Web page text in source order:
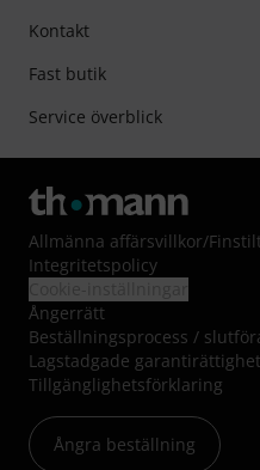
Kontakt
Fast butik
Service överblick
Allmänna affärsvillkor/
Integritetspolicy
Ångerrätt
Beställningsprocess /
Lagstadgade
Tillgänglighetsförklaring
Ångra beställning